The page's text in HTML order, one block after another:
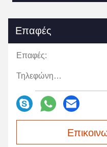
Επαφές
Επαφές:
Τηλεφώνημα: